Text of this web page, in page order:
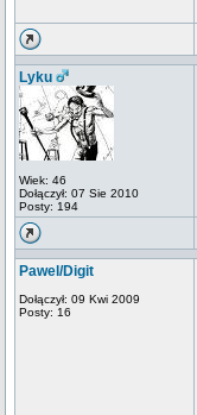
Lyku
Wiek: 46
Dołączył: 07 Sie 2010
Posty: 194
Pawel/Digit
Dołączył: 09 Kwi 2009
Posty: 16